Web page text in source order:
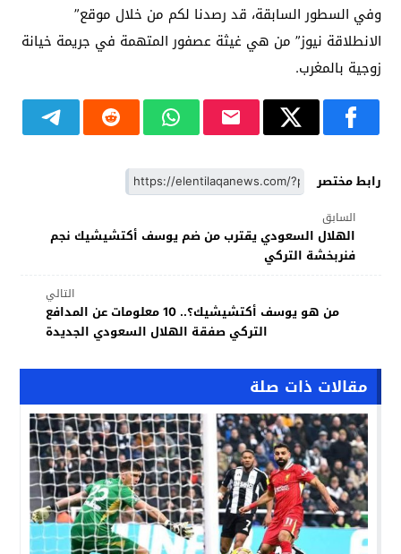
وفي السطور السابقة، قد رصدنا لكم من خلال موقع”
الانطلاقة نيوز” من هي غيثة عصفور المتهمة في جريمة خيانة
زوجية بالمغرب.
رابط مختصر
السابق
الهلال السعودي يقترب من ضم يوسف أكتشيشيك نجم
فنربخشة التركي
التالي
من هو يوسف أكتشيشيك؟.. 10 معلومات عن المدافع
التركي صفقة الهلال السعودي الجديدة
مقالات ذات صلة